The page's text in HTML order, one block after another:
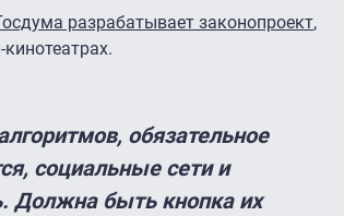
разрабатывает законопроект,
обязательное
социальные сети и
Должна быть кнопка их